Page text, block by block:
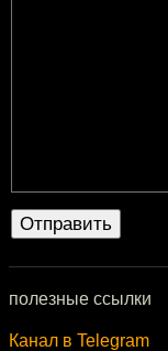
полезные ссылки
Канал в Telegram